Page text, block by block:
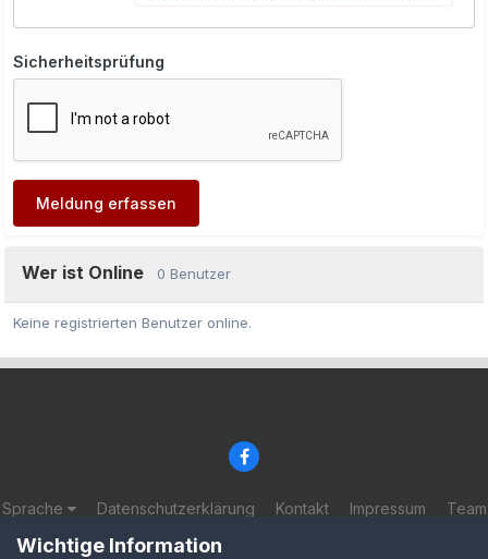
Sicherheitsprüfung
Meldung erfassen
Wer ist Online 0 Benutzer
Keine registrierten Benutzer online.
Sprache Datenschutzerklärung Kontakt Impressum Team
© 2002-2025 BF-Games.net
Powered by Invision Community
Wichtige Information